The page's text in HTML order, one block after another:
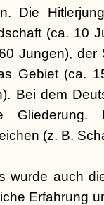
Die
(ca. 10
Jungen), der
Gebiet (ca.
Bei dem
(z. B.
wurde auch
Erfahrung